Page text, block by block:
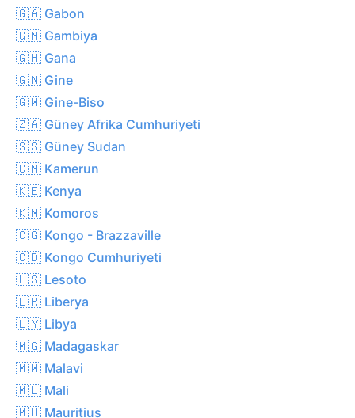
🇬🇦 Gabon
🇬🇲 Gambiya
🇬🇭 Gana
🇬🇳 Gine
🇬🇼 Gine-Biso
🇿🇦 Güney Afrika Cumhuriyeti
🇸🇸 Güney Sudan
🇨🇲 Kamerun
🇰🇪 Kenya
🇰🇲 Komoros
🇨🇬 Kongo - Brazzaville
🇨🇩 Kongo Cumhuriyeti
🇱🇸 Lesoto
🇱🇷 Liberya
🇱🇾 Libya
🇲🇬 Madagaskar
🇲🇼 Malavi
🇲🇱 Mali
🇲🇺 Mauritius